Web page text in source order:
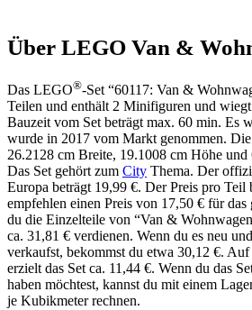
Über LEGO Van &
Das LEGO®-Set “60117: Van &
Teilen und enthält 2 Minifiguren und
Bauzeit vom Set beträgt max. 60 min. Es
wurde in 2017 vom Markt genommen.
26.2128 cm Breite, 19.1008 cm Höhe und
Das Set gehört zum City Thema. Der
Europa beträgt 19,99 €. Der Preis pro Teil
empfehlen einen Preis von 17,50 € für das
du die Einzelteile von “Van &
ca. 31,81 € verdienen. Wenn du es neu
verkaufst, bekommst du etwa 30,12 €.
erzielt das Set ca. 11,44 €. Wenn du das
haben möchtest, kannst du mit einem
je Kubikmeter rechnen.